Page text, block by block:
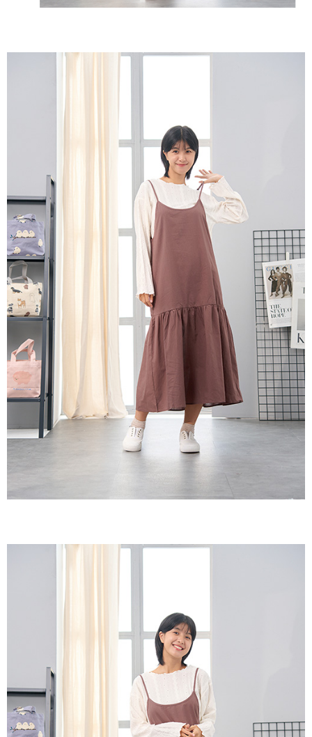
「AFTEE先享後付」，若未經同意申辦者引起之損失，本公司不負相關責
請求用戶進行身份認證。